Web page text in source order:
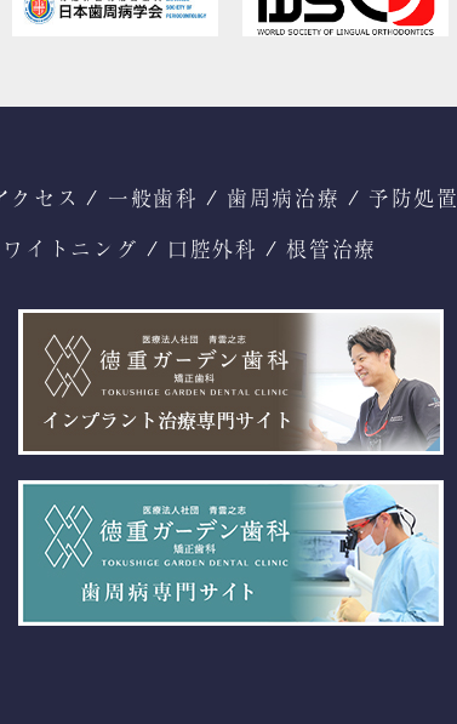
クセス 一般歯科 歯周病治療 予防処置
イトニング 口腔外科 根管治療